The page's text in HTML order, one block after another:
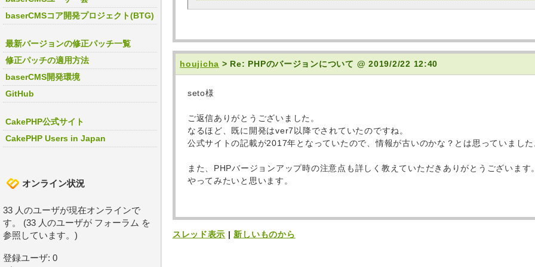
houjicha > Re: PHPのバージョンについて @ 2019/2/22 12:40
seto様
ご返信ありがとうございました。
なるほど、既に開発はver7以降でされていたのですね。
公式サイトの記載が2017年となっていたので、情報が古いのかな？とは思っていました
また、PHPバージョンアップ時の注意点も詳しく教えていただきありがとうございます。
やってみたいと思います。
スレッド表示 |新しいものから
baserCMSコア開発プロジェクト(BTG)
最新バージョンの修正パッチ一覧
修正パッチの適用方法
baserCMS開発環境
GitHub
CakePHP公式サイト
CakePHP Users in Japan
オンライン状況
33 人のユーザが現在オンラインで
す。 (33 人のユーザが フォーラム を
参照しています。)
登録ユーザ: 0